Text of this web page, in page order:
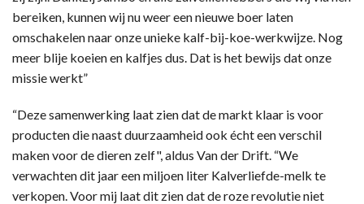
bereiken, kunnen wij nu weer een nieuwe boer laten
omschakelen naar onze unieke kalf-bij-koe-werkwijze. Nog
meer blije koeien en kalfjes dus. Dat is het bewijs dat onze
missie werkt”
“Deze samenwerking laat zien dat de markt klaar is voor
producten die naast duurzaamheid ook écht een verschil
maken voor de dieren zelf", aldus Van der Drift. “We
verwachten dit jaar een miljoen liter Kalverliefde-melk te
verkopen. Voor mij laat dit zien dat de roze revolutie niet